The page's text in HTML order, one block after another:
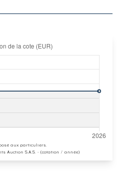
aux particuliers.
Auction S.A.S. - (cotation / année)